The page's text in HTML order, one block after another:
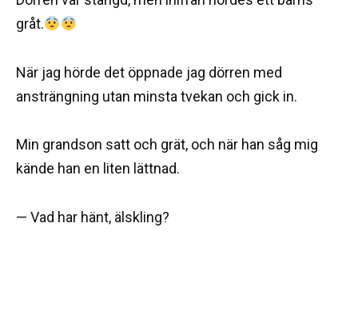
gråt.
När jag hörde det öppnade jag dörren med
ansträngning utan minsta tvekan och gick in.
Min grandson satt och grät, och när han såg mig
kände han en liten lättnad.
— Vad har hänt, älskling?